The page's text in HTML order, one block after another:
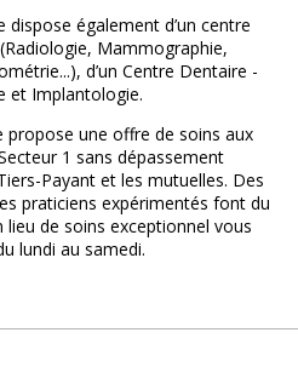
dispose également d’un centre
Mammographie,
d’un Centre Dentaire -
et Implantologie.
propose une offre de soins aux
1 sans dépassement
Payant et les mutuelles. Des
praticiens expérimentés font du
lieu de soins exceptionnel vous
lundi au samedi.